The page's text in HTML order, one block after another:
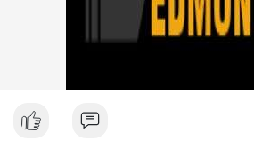
Nhà đầu tư nên theo dõi sát dòng tiền
nhiều giao dịch lớn (từ 4 BTC đến 210
Xem chi tiết các bài viết đầy đủ tại
#ofacsanctions